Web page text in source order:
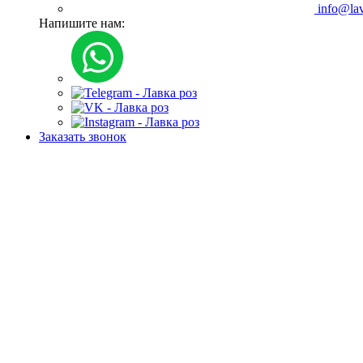
Напишите нам:
Заказать звонок